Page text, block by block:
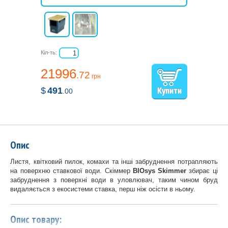
21996.72 грн
$491 .00
Кіл-ть:
Опис
Листя, квітковий пилок, комахи та інші забруднення потрапляють
на поверхню ставкової води. Скіммер BIOsys Skimmer збирає ці
забруднення з поверхні води в уловлювач, таким чином бруд
видаляється з екосистеми ставка, перш ніж осісти в ньому.
Опис товару: